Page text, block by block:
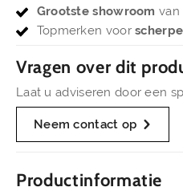
Grootste showroom van
Topmerken voor
Vragen over dit
Laat u adviseren door een
Neem contact op
Productinformatie